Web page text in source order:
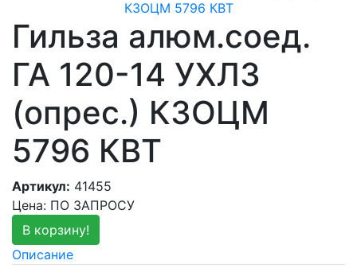
Гильза алюм.соед.
ГА 120-14 УХЛЗ
(опрес.) КЗОЦМ
5796 КВТ
Артикул: 41455
Цена: ПО ЗАПРОСУ
В корзину!
Описание